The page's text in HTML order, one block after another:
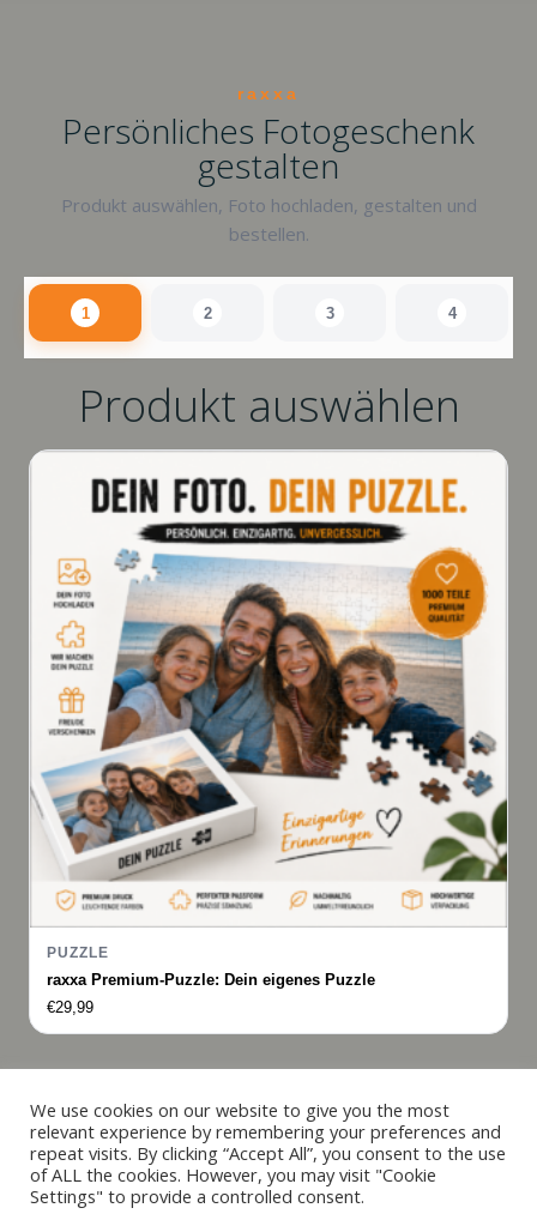
raxxa
Persönliches Fotogeschenk
gestalten
Produkt auswählen, Foto hochladen, gestalten und
bestellen.
1 2 3 4
Produkt auswählen
PUZZLE
raxxa Premium-Puzzle: Dein eigenes Puzzle
€29,99
© 2019 - 2026 raxxa
We use cookies on our website to give you the most
relevant experience by remembering your preferences and
repeat visits. By clicking “Accept All”, you consent to the use
of ALL the cookies. However, you may visit "Cookie
Settings" to provide a controlled consent.
Español
Français
Italiano